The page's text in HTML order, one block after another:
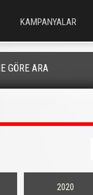
KAMPANYALAR
GÖRE ARA
2020